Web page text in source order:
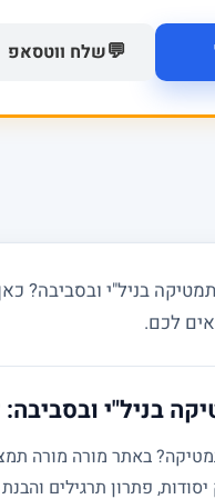
💬שלח ווטסאפ
בניל"י ובסביבה?
לכם.
בניל"י
פתרון תרגילים